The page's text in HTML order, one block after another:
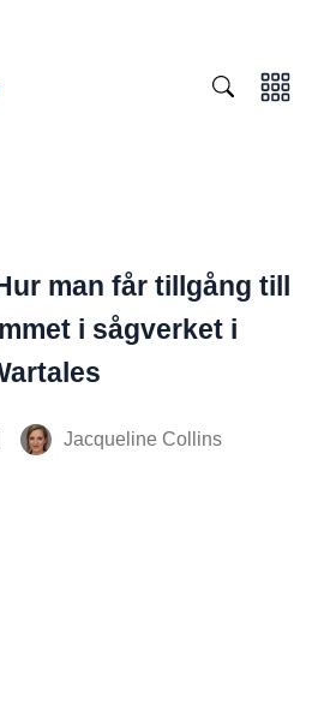
man får tillgång till
i sågverket i
Jacqueline Collins